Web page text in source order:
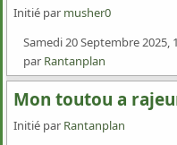
Initié par musher0
Samedi 20 Septembre 2025,
par Rantanplan
Mon toutou a
Initié par Rantanplan